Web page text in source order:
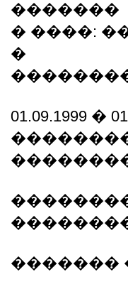
�������
� ����:
�
01.09.1999
�������